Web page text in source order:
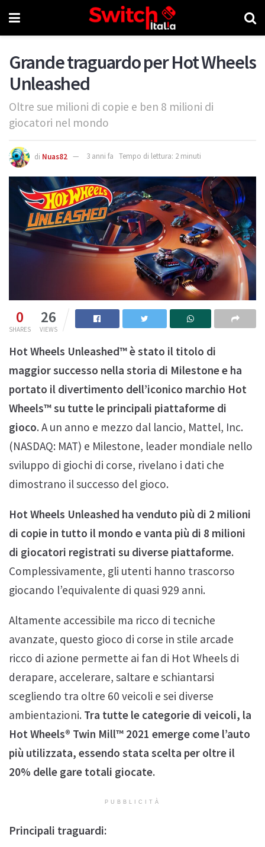
Grande traguardo per Hot Wheels
Unleashed
Oltre sue milioni di copie e ben 8 milioni di
giocatori nel mondo
di Nuas82 3 anni fa Tempo di lettura: 2 minuti
0
SHARES
26
VIEWS
Hot Wheels Unleashed™ è stato il titolo di
maggior successo nella storia di Milestone e ha
portato il divertimento dell’iconico marchio Hot
Wheels™ su tutte le principali piattaforme di
gioco. A un anno e mezzo dal lancio, Mattel, Inc.
(NASDAQ: MAT) e Milestone, leader mondiale nello
sviluppo di giochi di corse, rivelano i dati che
dimostrano il successo del gioco.
Hot Wheels Unleashed ha venduto più di 2 milioni
di copie in tutto il mondo e vanta più di 8 milioni
di giocatori registrati su diverse piattaforme.
Complessivamente, gli utenti hanno trascorso
giocando l’equivalente di quasi 929 anni.
Altamente accessibile ma ricco di tecniche
avanzate, questo gioco di corse in stile arcade
ricco di azione permette ai fan di Hot Wheels di
derapare, accelerare, saltare e schiantarsi
scegliendo tra oltre 60 veicoli e sei diverse
ambientazioni. Tra tutte le categorie di veicoli, la
Hot Wheels® Twin Mill™ 2021 emerge come l’auto
più utilizzata, essendo stata scelta per oltre il
20% delle gare totali giocate.
PUBBLICITÀ
Principali traguardi: